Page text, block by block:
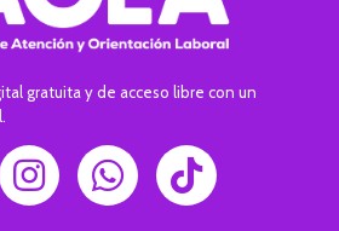
gratuita y de acceso libre con un